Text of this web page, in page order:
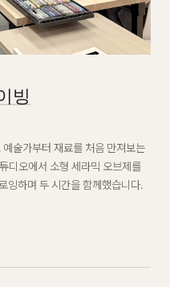
빙
술가부터 재료를 처음 만져보는
디오에서 소형 세라믹 오브제를
잉하며 두 시간을 함께했습니다.